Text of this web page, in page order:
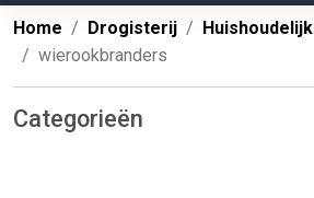
Home Drogisterij Huishoudelijk
wierookbranders
Categorieën